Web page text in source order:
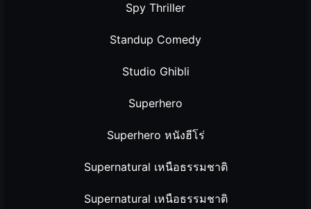
Spy Thriller
Standup Comedy
Studio Ghibli
Superhero
Superhero หนังฮีโร่
Supernatural เหนือธรรมชาติ
Supernatural เหนือธรรมชาติ